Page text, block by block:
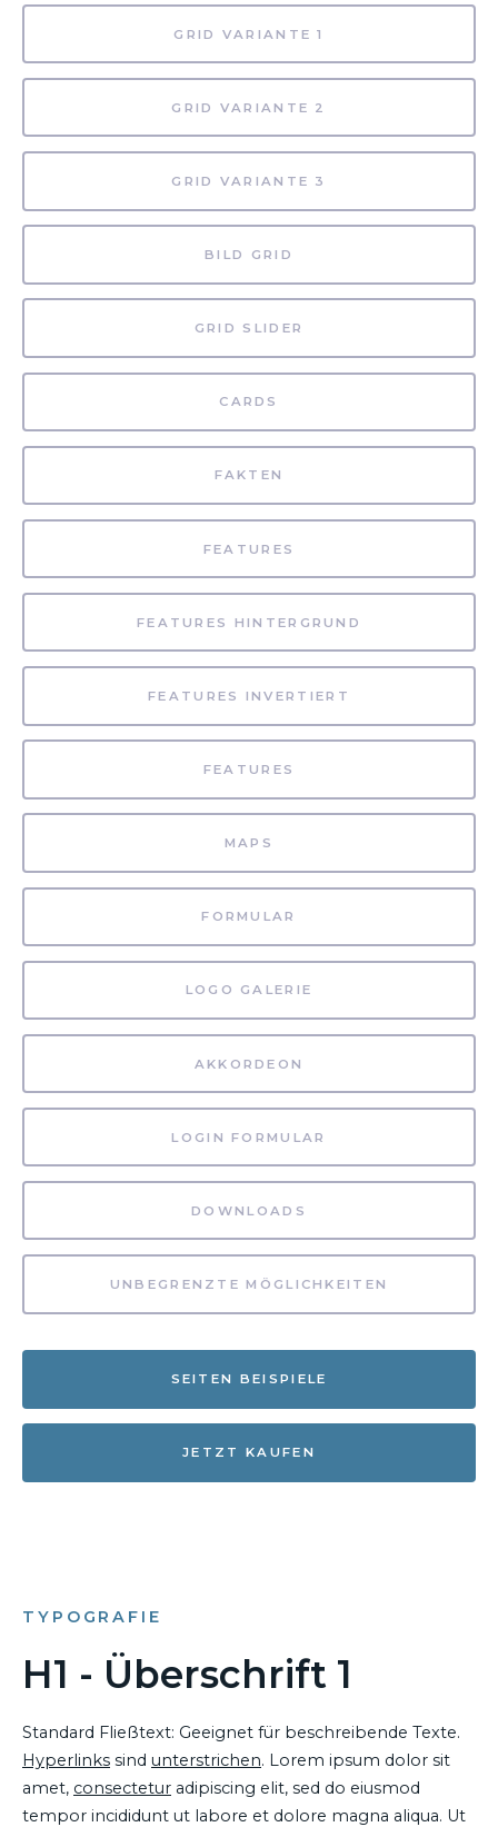
GRID VARIANTE 1
GRID VARIANTE 2
GRID VARIANTE 3
BILD GRID
GRID SLIDER
CARDS
FAKTEN
FEATURES
FEATURES HINTERGRUND
FEATURES INVERTIERT
FEATURES
MAPS
FORMULAR
LOGO GALERIE
AKKORDEON
LOGIN FORMULAR
DOWNLOADS
UNBEGRENZTE MÖGLICHKEITEN
SEITEN BEISPIELE
JETZT KAUFEN
TYPOGRAFIE
H1 - Überschrift 1
Standard Fließtext: Geeignet für beschreibende Texte.
Hyperlinks sind unterstrichen. Lorem ipsum dolor sit
amet, consectetur adipiscing elit, sed do eiusmod
tempor incididunt ut labore et dolore magna aliqua. Ut